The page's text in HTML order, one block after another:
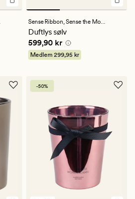
Sense Ribbon,Sense the Moment
Duftlys sølv
Pris 599,90 kr
599,90 kr
Medlem 299,95 kr
-50%